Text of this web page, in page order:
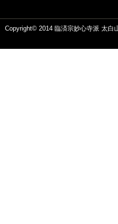
Copyright© 2014 臨済宗妙心寺派 太白